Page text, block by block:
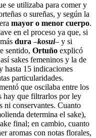
se utilizaba para comer y
o sureñas, y según la
mayor o menor cuerpo.
en el proceso ya que, si
dura –kosui– y si
sentido, Ortuño explicó
sakes femeninos y la de
hasta 15 indicaciones
particularidades.
que oscilaba entre los
hay que filtrarlos por ley
ni conservantes. Cuanto
determina el sake),
final; en cambio, cuanto
aromas con notas florales,